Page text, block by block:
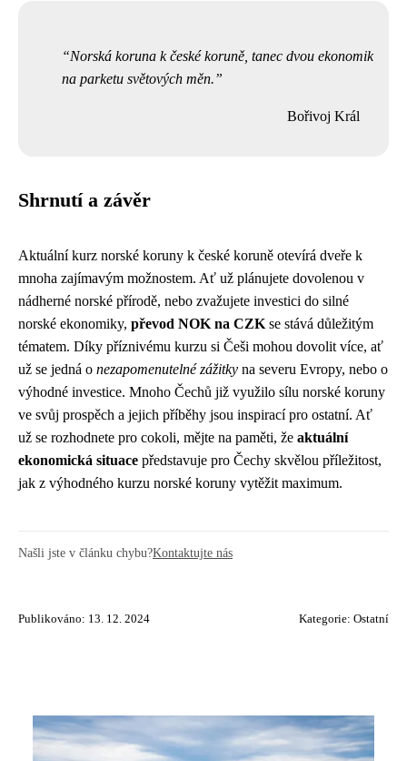
Norská koruna k české koruně, tanec dvou ekonomik
na parketu světových měn.
Bořivoj Král
Shrnutí a závěr
Aktuální kurz norské koruny k české koruně otevírá dveře k
mnoha zajímavým možnostem. Ať už plánujete dovolenou v
nádherné norské přírodě, nebo zvažujete investici do silné
norské ekonomiky, převod NOK na CZK se stává důležitým
tématem. Díky příznivému kurzu si Češi mohou dovolit více, ať
už se jedná o nezapomenutelné zážitky na severu Evropy, nebo o
výhodné investice. Mnoho Čechů již využilo sílu norské koruny
ve svůj prospěch a jejich příběhy jsou inspirací pro ostatní. Ať
už se rozhodnete pro cokoli, mějte na paměti, že aktuální
ekonomická situace představuje pro Čechy skvělou příležitost,
jak z výhodného kurzu norské koruny vytěžit maximum.
Našli jste v článku chybu?Kontaktujte nás
Publikováno: 13. 12. 2024 Kategorie: Ostatní